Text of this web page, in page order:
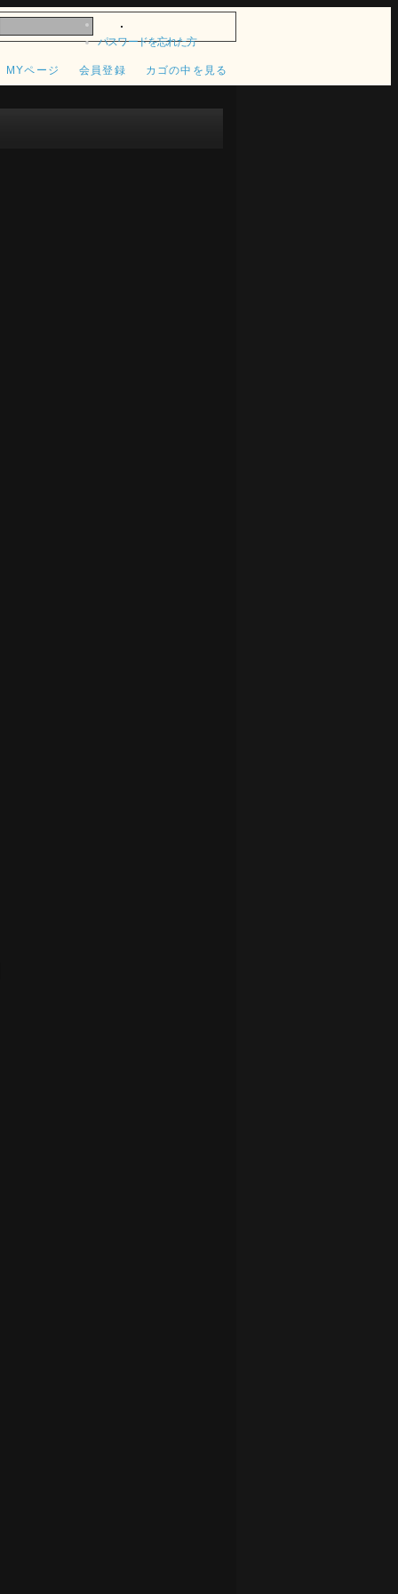
パスワードを忘れた方
MYページ 会員登録 カゴの中を見る